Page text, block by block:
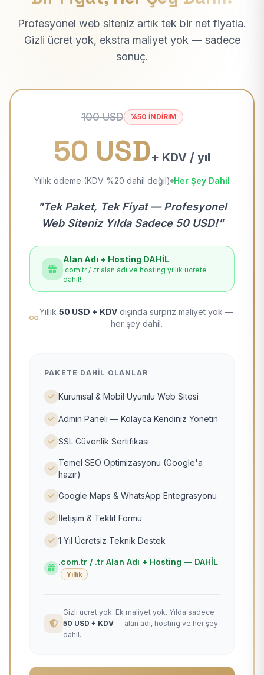
Profesyonel web siteniz artık tek bir net fiyatla.
Gizli ücret yok, ekstra maliyet yok — sadece
sonuç.
100 USD %50 İNDİRİM
50 USD+ KDV / yıl
Yıllık ödeme (KDV %20 dahil değil) Her Şey Dahil
"Tek Paket, Tek Fiyat — Profesyonel
Web Siteniz Yılda Sadece 50 USD!"
Alan Adı + Hosting DAHİL
.com.tr / .tr alan adı ve hosting yıllık ücrete
dahil!
Yıllık 50 USD + KDV dışında sürpriz maliyet yok —
her şey dahil.
PAKETE DAHIL OLANLAR
Kurumsal & Mobil Uyumlu Web Sitesi
Admin Paneli — Kolayca Kendiniz Yönetin
SSL Güvenlik Sertifikası
Temel SEO Optimizasyonu (Google'a
hazır)
Google Maps & WhatsApp Entegrasyonu
İletişim & Teklif Formu
1 Yıl Ücretsiz Teknik Destek
.com.tr / .tr Alan Adı + Hosting — DAHİL
Yıllık
Gizli ücret yok. Ek maliyet yok. Yılda sadece
50 USD + KDV — alan adı, hosting ve her şey
dahil.